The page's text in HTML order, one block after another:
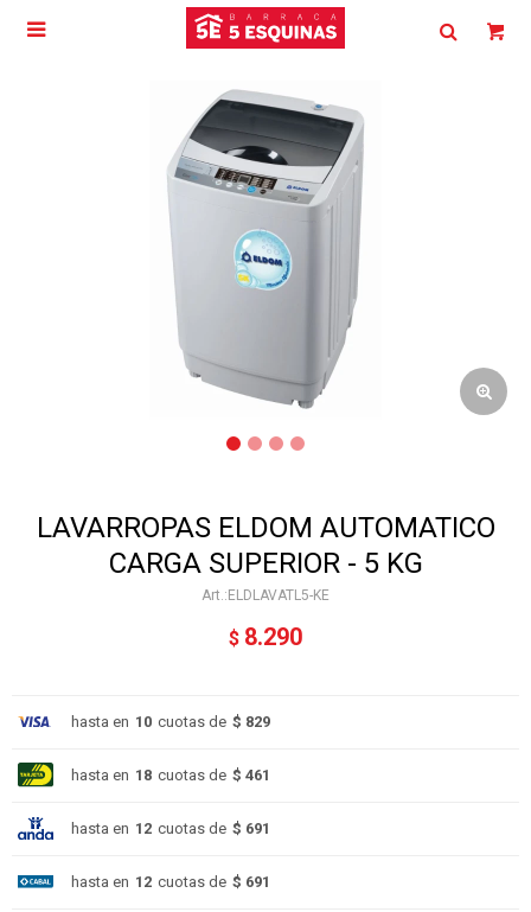

LAVARROPAS ELDOM AUTOMATICO
CARGA SUPERIOR - 5 KG
ELDLAVATL5-KE
$ 8.290
hasta en 10 cuotas de $ 829
hasta en 18 cuotas de $ 461
hasta en 12 cuotas de $ 691
hasta en 12 cuotas de $ 691